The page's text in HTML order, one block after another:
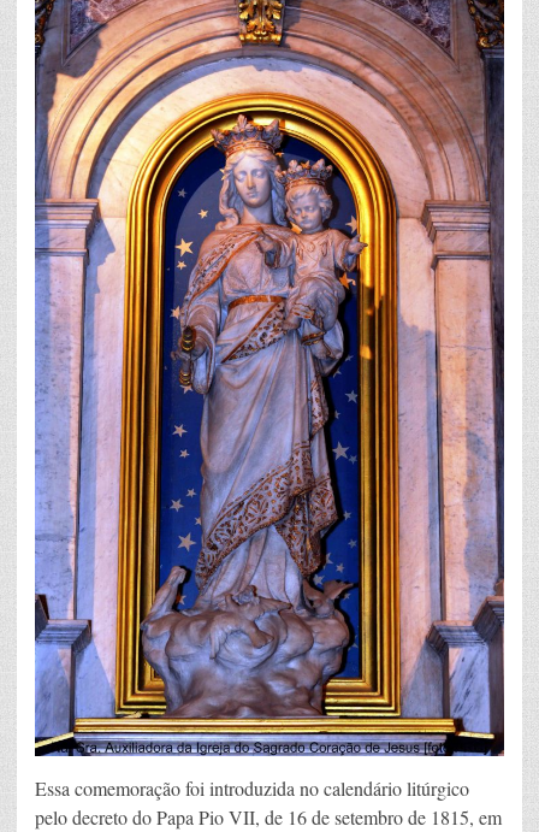
Essa comemoração foi introduzida no calendário litúrgico
pelo decreto do Papa Pio VII, de 16 de setembro de 1815, em